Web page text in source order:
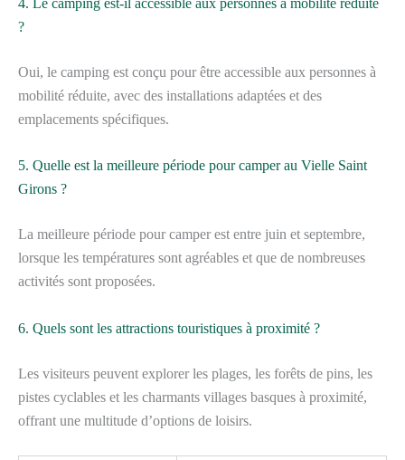
?
Oui, le camping est conçu pour être accessible aux personnes à
mobilité réduite, avec des installations adaptées et des
emplacements spécifiques.
5. Quelle est la meilleure période pour camper au Vielle Saint
Girons ?
La meilleure période pour camper est entre juin et septembre,
lorsque les températures sont agréables et que de nombreuses
activités sont proposées.
6. Quels sont les attractions touristiques à proximité ?
Les visiteurs peuvent explorer les plages, les forêts de pins, les
pistes cyclables et les charmants villages basques à proximité,
offrant une multitude d’options de loisirs.